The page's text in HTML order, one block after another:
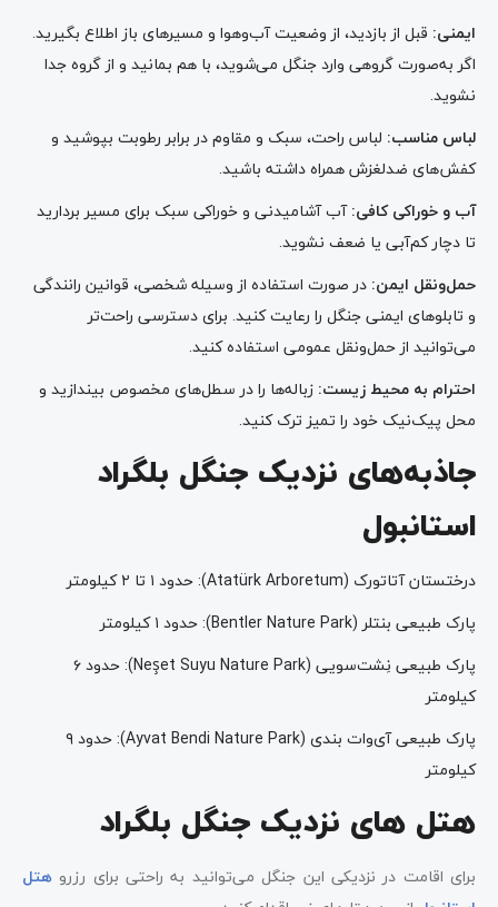
ایمنی: قبل از بازدید، از وضعیت آب‌وهوا و مسیرهای باز اطلاع بگیرید.
اگر به‌صورت گروهی وارد جنگل می‌شوید، با هم بمانید و از گروه جدا
نشوید.
لباس مناسب: لباس راحت، سبک و مقاوم در برابر رطوبت بپوشید و
کفش‌های ضدلغزش همراه داشته باشید.
آب و خوراکی کافی:آب آشامیدنی و خوراکی سبک برای مسیر بردارید
تا دچار کم‌آبی یا ضعف نشوید.
حمل‌ونقل ایمن: در صورت استفاده از وسیله شخصی، قوانین رانندگی
و تابلوهای ایمنی جنگل را رعایت کنید. برای دسترسی راحت‌تر
می‌توانید از حمل‌ونقل عمومی استفاده کنید.
احترام به محیط زیست: زباله‌ها را در سطل‌های مخصوص بیندازید و
محل پیک‌نیک خود را تمیز ترک کنید.
جاذبه‌های نزدیک جنگل بلگراد
استانبول
درختستان آتاتورک (Atatürk Arboretum): حدود ۱ تا ۲ کیلومتر
پارک طبیعی بنتلر (Bentler Nature Park): حدود ۱ کیلومتر
پارک طبیعی نِشت‌سویی (Neşet Suyu Nature Park): حدود ۶
کیلومتر
پارک طبیعی آی‌وات بندی (Ayvat Bendi Nature Park): حدود ۹
کیلومتر
هتل های نزدیک جنگل بلگراد
برای اقامت در نزدیکی این جنگل می‌توانید به راحتی برای رزرو هتل